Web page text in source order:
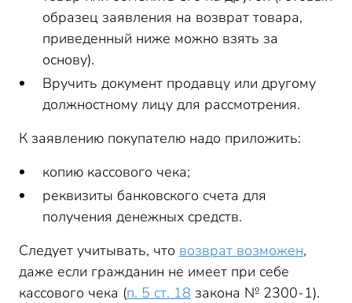
образец заявления на возврат товара,
приведенный ниже можно взять за
основу).
Вручить документ продавцу или другому
должностному лицу для рассмотрения.
К заявлению покупателю надо приложить:
копию кассового чека;
реквизиты банковского счета для
получения денежных средств.
Следует учитывать, что возврат возможен,
даже если гражданин не имеет при себе
кассового чека (п. 5 ст. 18 закона № 2300-1).